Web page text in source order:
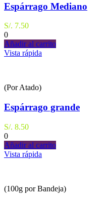
Espárrago Mediano
S/. 7.50
0
Añadir al carrito
Vista rápida
(Por Atado)
Espárrago grande
S/. 8.50
0
Añadir al carrito
Vista rápida
(100g por Bandeja)